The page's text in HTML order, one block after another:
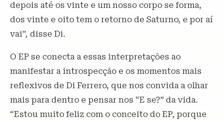
depois até os vinte e um nosso corpo se forma,
dos vinte e oito tem o retorno de Saturno, e por aí
vai”, disse Di.
O EP se conecta a essas interpretações ao
manifestar a introspecção e os momentos mais
reflexivos de Di Ferrero, que nos convida a olhar
mais para dentro e pensar nos “E se?” da vida.
“Estou muito feliz com o conceito do EP, porque